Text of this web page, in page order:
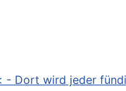
- Dort wird jeder